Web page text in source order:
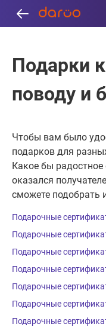
Подарки
поводу и
Чтобы вам было
подарков для
Какое бы
оказался
сможете подобрать
Подарочные
Подарочные
Подарочные
Подарочные
Подарочные
Подарочные
Подарочные